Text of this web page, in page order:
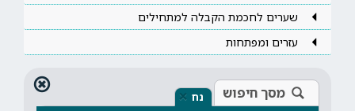
שערים לחכמת הקבלה למתחילים
עזרים ומפתחות
מסך חיפוש נח ×